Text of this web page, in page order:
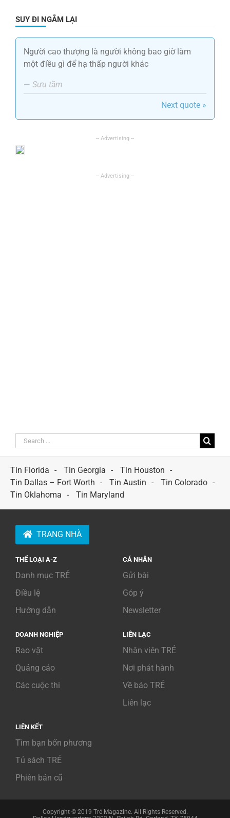
SUY ĐI NGẪM LẠI
Người cao thượng là người không bao giờ làm
một điều gì để hạ thấp người khác
— Sưu tầm
Next quote »
Search
for:
Tin Florida
Tin Georgia
Tin Houston
Tin Dallas – Fort Worth
Tin Austin
Tin Colorado
Tin Oklahoma
Tin Maryland
TRANG NHÀ
THỂ LOẠI A-Z
Danh mục TRẺ
Điều lệ
Hướng dẫn
CÁ NHÂN
Gửi bài
Góp ý
Newsletter
DOANH NGHIỆP
Rao vặt
Quảng cáo
Các cuộc thi
LIÊN LẠC
Nhân viên TRẺ
Nơi phát hành
Về báo TRẺ
Liên lạc
LIÊN KẾT
Tìm bạn bốn phương
Tủ sách TRẺ
Phiên bản cũ
Copyright © 2019 Trẻ Magazine. All Rights Reserved.